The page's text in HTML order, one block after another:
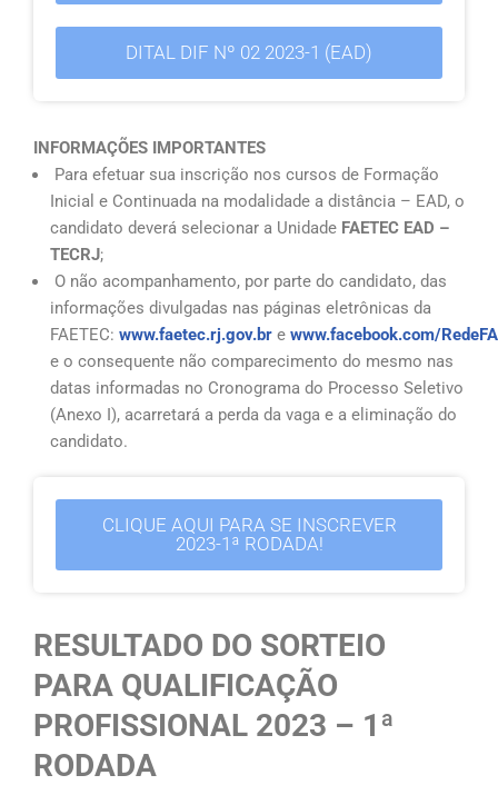
DITAL DIF Nº 02 2023-1 (EAD)
INFORMAÇÕES IMPORTANTES
Para efetuar sua inscrição nos cursos de Formação
Inicial e Continuada na modalidade a distância – EAD, o
candidato deverá selecionar a Unidade FAETEC EAD –
TECRJ;
O não acompanhamento, por parte do candidato, das
informações divulgadas nas páginas eletrônicas da
FAETEC: www.faetec.rj.gov.br e www.facebook.com/
e o consequente não comparecimento do mesmo nas
datas informadas no Cronograma do Processo Seletivo
(Anexo I), acarretará a perda da vaga e a eliminação do
candidato.
CLIQUE AQUI PARA SE INSCREVER
2023-1ª RODADA!
RESULTADO DO SORTEIO
PARA QUALIFICAÇÃO
PROFISSIONAL 2023 – 1ª
RODADA